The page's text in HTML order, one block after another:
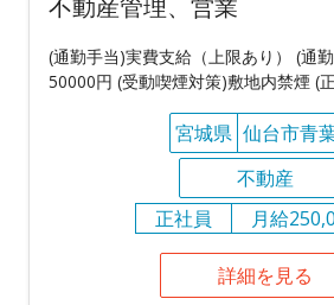
不動産管理、営業
(通勤手当)実費支給（上限あり） (通
50000円 (受動喫煙対策)敷地内禁煙 (
宮城県 仙台市青
不動産
正社員
月給
詳細を見る